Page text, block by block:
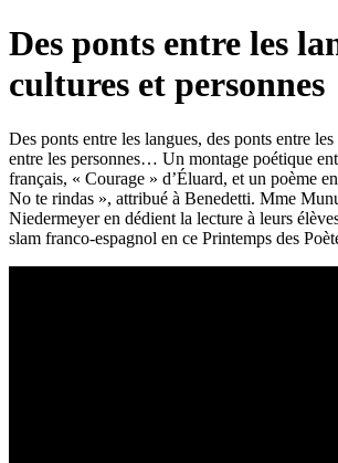
Des ponts entre les
cultures et personnes
Des ponts entre les langues, des ponts entre
entre les personnes… Un montage poétique
français, « Courage » d’Éluard, et un poème
No te rindas », attribué à Benedetti. Mme
Niedermeyer en dédient la lecture à leurs
slam franco-espagnol en ce Printemps des